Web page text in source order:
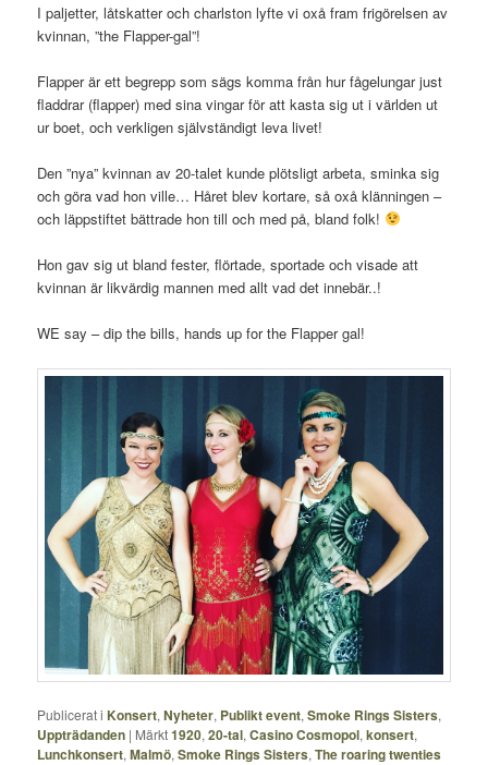
I paljetter, låtskatter och charlston lyfte vi oxå fram frigörelsen av
kvinnan, ”the Flapper-gal”!
Flapper är ett begrepp som sägs komma från hur fågelungar just
fladdrar (flapper) med sina vingar för att kasta sig ut i världen ut
ur boet, och verkligen självständigt leva livet!
Den ”nya” kvinnan av 20-talet kunde plötsligt arbeta, sminka sig
och göra vad hon ville… Håret blev kortare, så oxå klänningen –
och läppstiftet bättrade hon till och med på, bland folk!
Hon gav sig ut bland fester, flörtade, sportade och visade att
kvinnan är likvärdig mannen med allt vad det innebär..!
WE say – dip the bills, hands up for the Flapper gal!
Publicerat i Konsert,Nyheter, Publikt event,Smoke Rings Sisters,
Uppträdanden | Märkt1920,20-tal,Casino Cosmopol,konsert,
Lunchkonsert,Malmö,Smoke Rings Sisters,The roaring twenties